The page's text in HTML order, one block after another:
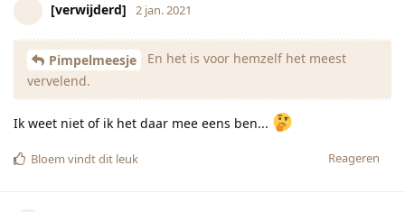
[verwijderd] 2 jan. 2021
Pimpelmeesje
En het is voor hemzelf het meest
vervelend.
Ik weet niet of ik het daar mee eens ben...
Reageren
Bloem vindt dit leuk